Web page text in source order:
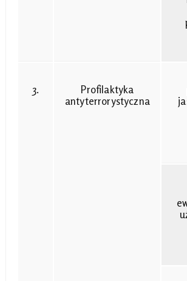
3.
Profilaktyka
antyterrorystyczna